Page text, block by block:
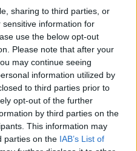
sharing to third parties, or
information for
use the below opt-out
Please note that after your
may continue seeing
information utilized by
to third parties prior to
opt-out of the further
by third parties on the
This information may
parties on the IAB’s List of
3,5 δισ. λιρών
μέσω προετοιμασίας
ξεκίνησε τις
καταργώντας 1.000
στις πωλήσεις της